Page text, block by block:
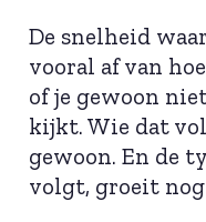
De snelheid
vooral af van
of je gewoon
kijkt. Wie dat
gewoon. En de
volgt, groeit nog